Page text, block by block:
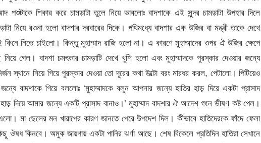
শিকার করে চামড়াটা তুলে নিয়ে ভাবলোঃ বাদশাকে এই সুন্দর চামড়াটা উপহার দিলে
নিয়ে রওনা হলো বাদশার দরবারের দিকে। পথিমধ্যে বাদশার এক উজির বা মন্ত্রী তাকে দেখে
কিনে নিতে চাইলো। কিন্তু মুহাম্মাদ রাজি হলো না। এ কারণে মুহাম্মাদের ওপর ঐ উজির ক্ষেপে
নিয়ে গেল। বাদশা চমৎকার চামড়াটি দেখে খুশি হলো এবং মুহাম্মাদকে পুরস্কার দেওয়ার জন্যে
স্থানে নিয়ে গিয়ে পুরস্কার দেওয়া তো দূরের কথা উল্টো বরং মারধর করল, পেটালো। পিটিয়েও
বাদশাকে গিয়ে বললোঃ ‘মুহাম্মাদকে বলুন আপনার জন্যে হাতির হাড় দিয়ে একটা প্রাসাদ
দিয়ে আমার জন্যে একটি প্রাসাদ বানাও।’ মুহাম্মাদ বাদশার ঐ আদেশ শুনে ভীষণ কষ্ট পেল।
মা ছেলের মন খারাপের কারণ জানতে পেরে উপদেশ দিল। কীভাবে হাতিদেরকে ফাঁদে ফেলা
ঔষধ কিনবে। অমুক জায়গায় একটা পানির ঝর্ণা আছে। শেষ বিকেলে প্রতিদিন হাতিরা সেখানে